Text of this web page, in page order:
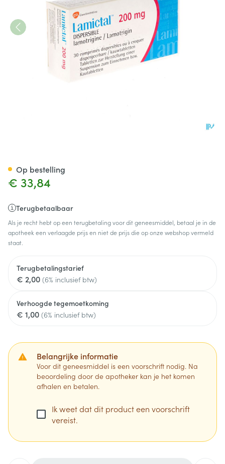
€ 33,84
Terugbetaalbaar
Als je recht hebt op een terugbetaling voor dit geneesmiddel, betaal je in de
apotheek een verlaagde prijs en niet de prijs die op onze webshop vermeld
staat.
Terugbetalingstarief
€ 2,00 (6% inclusief btw)
Verhoogde tegemoetkoming
€ 1,00 (6% inclusief btw)
Belangrijke informatie
Voor dit geneesmiddel is een voorschrift nodig. Na
beoordeling door de apotheker kan je het komen
afhalen en betalen.
Ik weet dat dit product een voorschrift
vereist.
Op bestelling